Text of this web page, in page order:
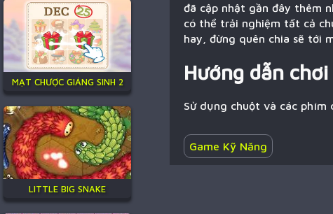
MẠT CHƯỢC GIÁNG SINH 2
LITTLE BIG SNAKE
đã cập nhật gần đây thêm
có thể trải nghiệm tất cả
hay, đừng quên chia sẽ tới
Hướng dẫn chơi
Sử dụng chuột và các phím
Game Kỹ Năng